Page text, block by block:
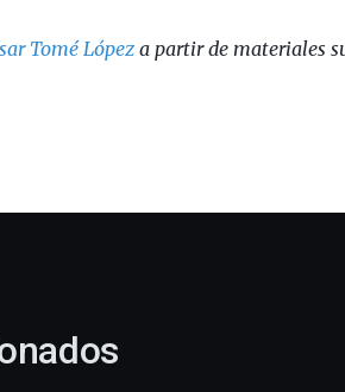
Tomé Lópeza partir de materiales